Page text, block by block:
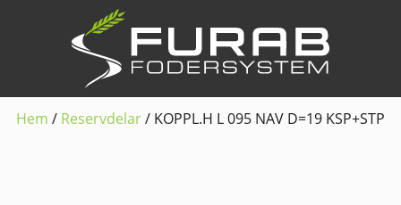
Hem / Reservdelar/ KOPPL.H L 095 NAV D=19 KSP+STP